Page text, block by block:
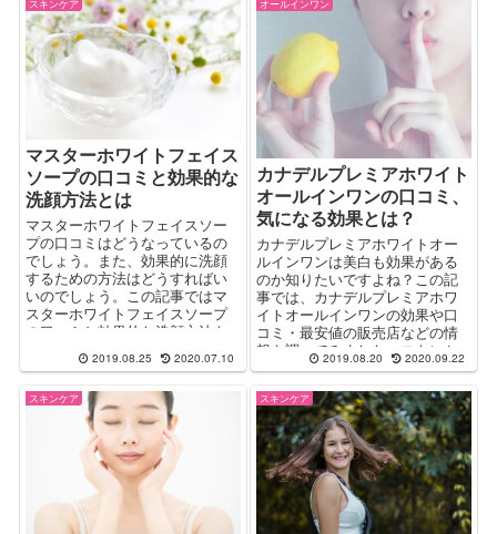
などを調べてみました。
スキンケア
マスターホワイトフェイス
ソープの口コミと効果的な
洗顔方法とは
マスターホワイトフェイスソー
プの口コミはどうなっているの
でしょう。また、効果的に洗顔
するための方法はどうすればい
いのでしょう。この記事ではマ
スターホワイトフェイスソープ
の口コミと効果的な洗顔方法を
オフ！弾むような透明感の輝く
2019.08.25 2020.07.10
オールインワン
カナデルプレミアホワイト
オールインワンの口コミ、
気になる効果とは？
カナデルプレミアホワイトオー
ルインワンは美白も効果がある
のか知りたいですよね？この記
事では、カナデルプレミアホワ
イトオールインワンの効果や口
コミ・最安値の販売店などの情
報を調べてみました。スキンケ
アに悩むあなたはこの情報を利
2019.08.20 2020.09.22
スキンケア スキンケア